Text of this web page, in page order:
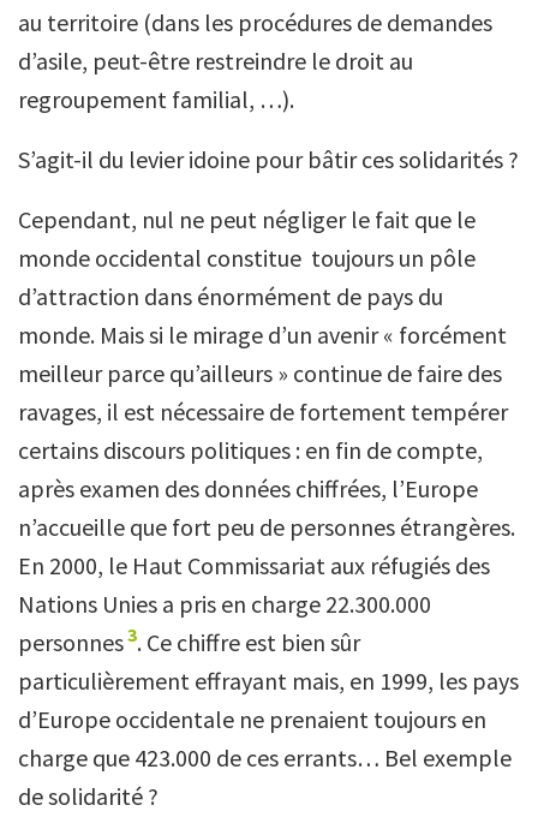
au territoire (dans les procédures de demandes
d’asile, peut-être restreindre le droit au
regroupement familial, …).
S’agit-il du levier idoine pour bâtir ces solidarités ?
Cependant, nul ne peut négliger le fait que le
monde occidental constitue toujours un pôle
d’attraction dans énormément de pays du
monde. Mais si le mirage d’un avenir « forcément
meilleur parce qu’ailleurs » continue de faire des
ravages, il est nécessaire de fortement tempérer
certains discours politiques : en fin de compte,
après examen des données chiffrées, l’Europe
n’accueille que fort peu de personnes étrangères.
En 2000, le Haut Commissariat aux réfugiés des
Nations Unies a pris en charge 22.300.000
personnes3. Ce chiffre est bien sûr
particulièrement effrayant mais, en 1999, les pays
d’Europe occidentale ne prenaient toujours en
charge que 423.000 de ces errants… Bel exemple
de solidarité ?